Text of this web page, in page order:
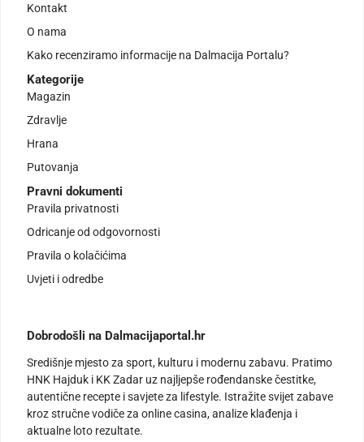
Kontakt
O nama
Kako recenziramo informacije na Dalmacija Portalu?
Kategorije
Magazin
Zdravlje
Hrana
Putovanja
Pravni dokumenti
Pravila privatnosti
Odricanje od odgovornosti
Pravila o kolačićima
Uvjeti i odredbe
Dobrodošli na Dalmacijaportal.hr
Središnje mjesto za sport, kulturu i modernu zabavu. Pratimo
HNK Hajduk i KK Zadar uz najljepše rođendanske čestitke,
autentične recepte i savjete za lifestyle. Istražite svijet zabave
kroz stručne vodiče za online casina, analize klađenja i
aktualne loto rezultate.